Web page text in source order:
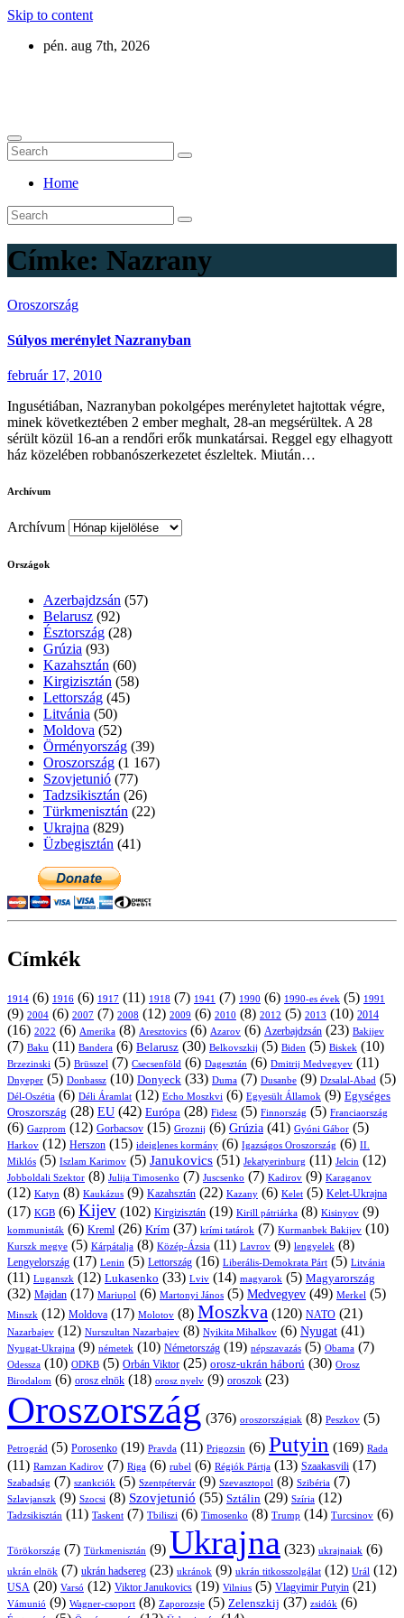
Skip to content
pén. aug 7th, 2026
Home
Címke: Nazrany
Oroszország
Súlyos merénylet Nazranyban
február 17, 2010
Ingusétiában, Nazranyban pokolgépes merényletet hajtottak végre,
minek következtében 2 ember meghalt, 28-an megsérültek. A 28
sérült közül 16-an a rendőri erők munkatársai. Reggel egy elhagyott
ház közelében robbanószerkezetet észleltek. Miután…
Archívum
Archívum
Országok
Azerbajdzsán (57)
Belarusz (92)
Észtország (28)
Grúzia (93)
Kazahsztán (60)
Kirgizisztán (58)
Lettország (45)
Litvánia (50)
Moldova (52)
Örményország (39)
Oroszország (1 167)
Szovjetunió (77)
Tadzsikisztán (26)
Türkmenisztán (22)
Ukrajna (829)
Üzbegisztán (41)
Címkék
1914 (6) 1916 (6) 1917 (11) 1918 (7) 1941 (7) 1990 (6) 1990-es évek (5) 1991
(9) 2004 (6) 2007 (7) 2008 (12) 2009 (6) 2010 (8) 2012 (5) 2013 (10) 2014
(16) 2022 (6) Amerika (8) Aresztovics (6) Azarov (6) Azerbajdzsán (23) Bakijev
(7) Baku (11) Bandera (6) Belarusz (30) Belkovszkij (5) Biden (5) Biskek (10)
Brzezinski (5) Brüsszel (7) Csecsenföld (6) Dagesztán (6) Dmitrij Medvegyev (11)
Dnyeper (5) Donbassz (10) Donyeck (33) Duma (7) Dusanbe (9) Dzsalal-Abad (5)
Dél-Oszétia (6) Déli Áramlat (12) Echo Moszkvi (6) Egyesült Államok (9) Egységes
Oroszország (28) EU (42) Európa (28) Fidesz (5) Finnország (5) Franciaország
(6) Gazprom (12) Gorbacsov (15) Groznij (6) Grúzia (41) Gyóni Gábor (5)
Harkov (12) Herszon (15) ideiglenes kormány (6) Igazságos Oroszország (6) II.
Miklós (5) Iszlam Karimov (5) Janukovics (51) Jekatyerinburg (11) Jelcin (12)
Jobboldali Szektor (8) Julija Timosenko (7) Juscsenko (7) Kadirov (9) Karaganov
(12) Katyn (8) Kaukázus (9) Kazahsztán (22) Kazany (6) Kelet (5) Kelet-Ukrajna
(17) KGB (6) Kijev (102) Kirgizisztán (19) Kirill pátriárka (8) Kisinyov (9)
kommunisták (6) Kreml (26) Krím (37) krími tatárok (7) Kurmanbek Bakijev (10)
Kurszk megye (5) Kárpátalja (8) Közép-Ázsia (11) Lavrov (9) lengyelek (8)
Lengyelország (17) Lenin (5) Lettország (16) Liberális-Demokrata Párt (5) Litvánia
(11) Luganszk (12) Lukasenko (33) Lviv (14) magyarok (5) Magyarország
(32) Majdan (17) Mariupol (6) Martonyi János (5) Medvegyev (49) Merkel (5)
Minszk (12) Moldova (17) Molotov (8) Moszkva (120) NATO (21)
Nazarbajev (12) Nurszultan Nazarbajev (8) Nyikita Mihalkov (6) Nyugat (41)
Nyugat-Ukrajna (9) németek (10) Németország (19) népszavazás (5) Obama (7)
Odessza (10) ODKB (5) Orbán Viktor (25) orosz-ukrán háború (30) Orosz
Birodalom (6) orosz elnök (18) orosz nyelv (9) oroszok (23)
Oroszország (376) oroszországiak (8) Peszkov (5)
Petrográd (5) Porosenko (19) Pravda (11) Prigozsin (6) Putyin (169) Rada
(11) Ramzan Kadirov (7) Riga (6) rubel (6) Régiók Pártja (13) Szaakasvili (17)
Szabadság (7) szankciók (5) Szentpétervár (9) Szevasztopol (8) Szibéria (7)
Szlavjanszk (9) Szocsi (8) Szovjetunió (55) Sztálin (29) Szíria (12)
Tadzsikisztán (11) Taskent (7) Tbiliszi (6) Timosenko (8) Trump (14) Turcsinov (6)
Törökország (7) Türkmenisztán (9) Ukrajna (323) ukrajnaiak (6)
ukrán elnök (7) ukrán hadsereg (23) ukránok (9) ukrán titkosszolgálat (12) Urál (12)
USA (20) Varsó (12) Viktor Janukovics (19) Vilnius (5) Vlagyimir Putyin (21)
Vámunió (9) Wagner-csoport (8) Zaporozsje (5) Zelenszkij (37) zsidók (6)